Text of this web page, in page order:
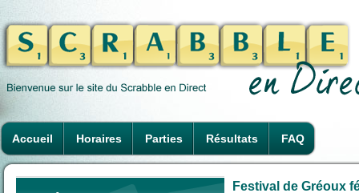
Accueil Horaires Parties Résultats FAQ
Festival de Gréoux